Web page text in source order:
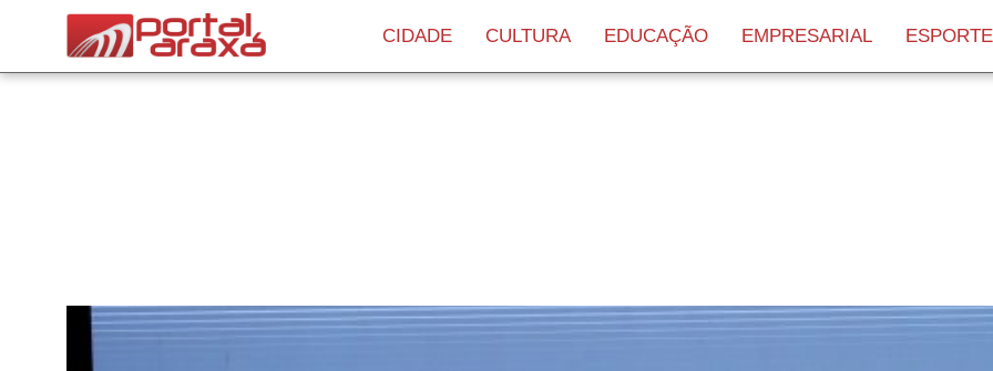
CIDADE CULTURA EDUCAÇÃO EMPRESARIAL ESPORTE